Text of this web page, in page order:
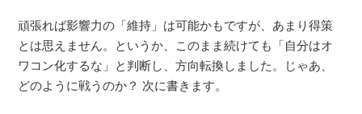
頑張れば影響力の「維持」は可能かもですが、あまり得策
とは思えません。というか、このまま続けても「自分はオ
ワコン化するな」と判断し、方向転換しました。じゃあ、
どのように戦うのか？ 次に書きます。